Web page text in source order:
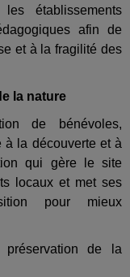
les établissements
afin de
et à la fragilité des
la nature
de bénévoles,
à la découverte et à
qui gère le site
locaux et met ses
pour mieux
de la